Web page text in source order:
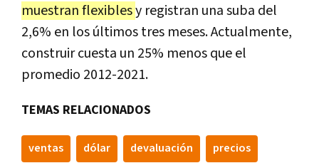
muestran flexiblesy registran una suba del
2,6% en los últimos tres meses. Actualmente,
construir cuesta un 25% menos que el
promedio 2012-2021.
TEMAS RELACIONADOS
ventas dólar devaluación precios